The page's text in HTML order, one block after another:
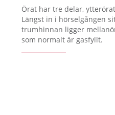
Förstora bilden
Örat har tre delar,
Längst in i hörselgången
trumhinnan ligger
som normalt är gasfyllt.